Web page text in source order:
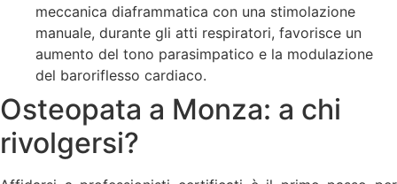
meccanica diaframmatica con una stimolazione
manuale, durante gli atti respiratori, favorisce un
aumento del tono parasimpatico e la modulazione
del baroriflesso cardiaco.
Osteopata a Monza: a chi
rivolgersi?